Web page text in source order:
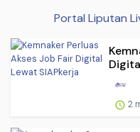
Portal Liputan
2